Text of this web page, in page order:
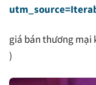
giá bán thương mại
)